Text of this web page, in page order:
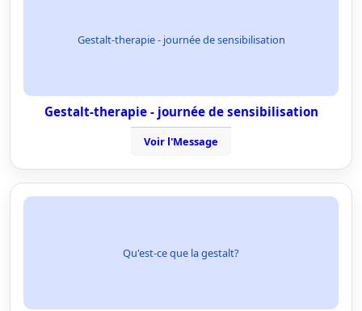
Gestalt-therapie - journée de sensibilisation
Gestalt-therapie - journée de sensibilisation
Voir l'Message
Qu'est-ce que la gestalt?